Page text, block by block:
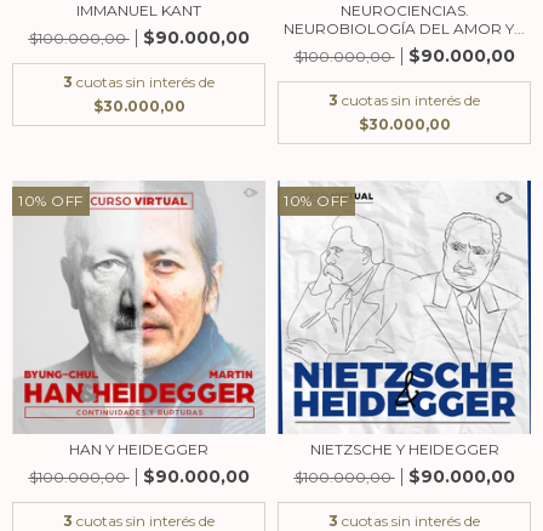
IMMANUEL KANT
$100.000,00
$90.000,00
3 cuotas sin interés de
$30.000,00
NEUROCIENCIAS.
NEUROBIOLOGÍA DEL AMOR Y...
$100.000,00
$90.000,00
3 cuotas sin interés de
$30.000,00
10% OFF
HAN Y HEIDEGGER
$100.000,00
$90.000,00
3 cuotas sin interés de
10% OFF
NIETZSCHE Y HEIDEGGER
$100.000,00
$90.000,00
3 cuotas sin interés de